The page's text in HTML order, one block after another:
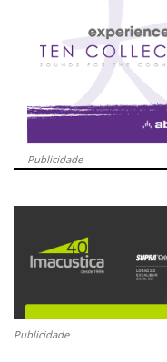
Publicidade
Publicidade